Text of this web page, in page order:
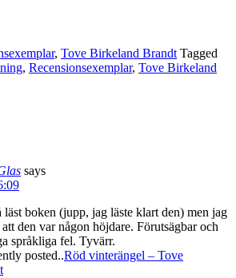
, Tove Birkeland Brandt Tagged
, Recensionsexemplar, Tove Birkeland
says
läst boken (jupp, jag läste klart den) men jag
den var någon höjdare. Förutsägbar och
språkliga fel. Tyvärr.
posted..Röd vinterängel – Tove